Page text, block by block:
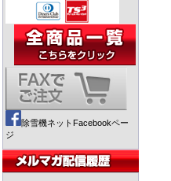
除雪機ネットFacebookペー
ジ